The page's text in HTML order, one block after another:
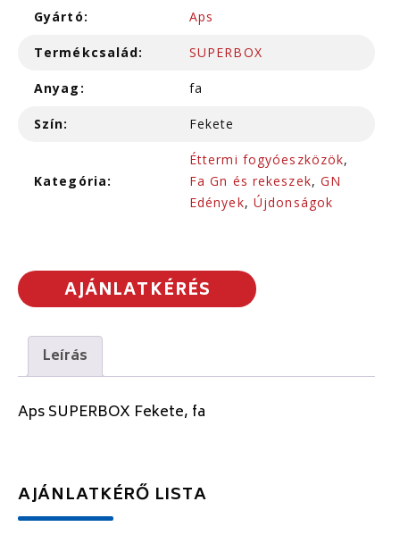
Gyártó: Aps
Termékcsalád: SUPERBOX
Anyag: fa
Szín: Fekete
Kategória:
Éttermi fogyóeszközök,
Fa Gn és rekeszek,GN
Edények, Újdonságok
AJÁNLATKÉRÉS
Leírás
Aps SUPERBOX Fekete, fa
AJÁNLATKÉRŐ LISTA